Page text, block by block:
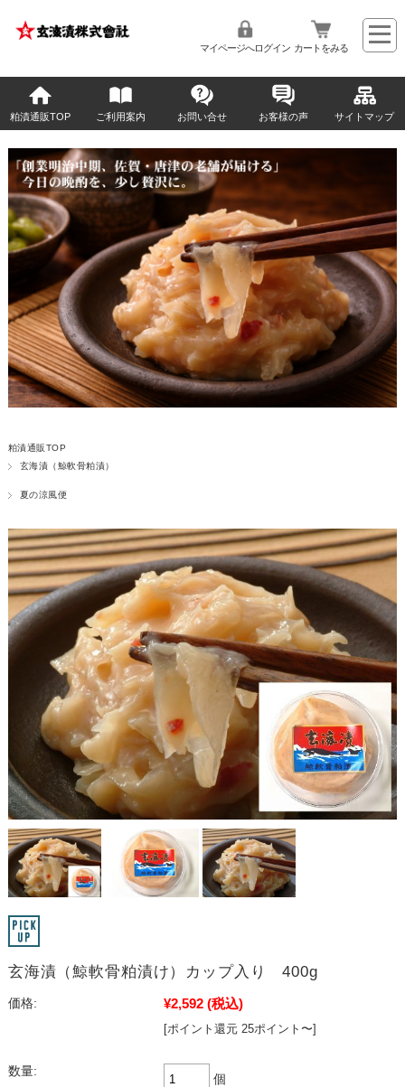
マイページへログイン カートをみる
粕漬通販TOP ご利用案内 お問い合せ お客様の声 サイトマップ
粕漬通販TOP
玄海漬（鯨軟骨粕漬）
夏の涼風便
玄海漬（鯨軟骨粕漬け）カップ入り 400g
価格: ¥2,592 (税込)
[ポイント還元 25ポイント〜]
数量:
個